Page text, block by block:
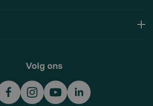
Volg ons